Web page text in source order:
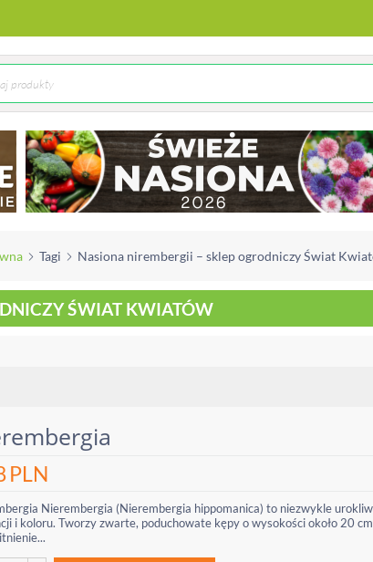
Tagi Nasiona nirembergii – sklep ogrodniczy Świat
ŚWIAT KWIATÓW
PLN
Nierembergia (Nierembergia hippomanica) to niezwykle
i koloru. Tworzy zwarte, poduchowate kępy o wysokości około 20